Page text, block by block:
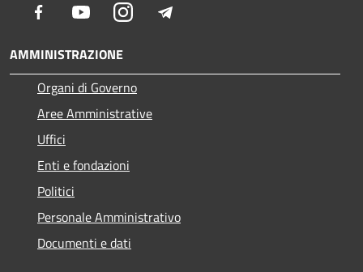
Facebook YoutubeInstagram
AMMINISTRAZIONE
Organi di Governo
Aree Amministrative
Uffici
Enti e fondazioni
Politici
Personale Amministrativo
Documenti e dati